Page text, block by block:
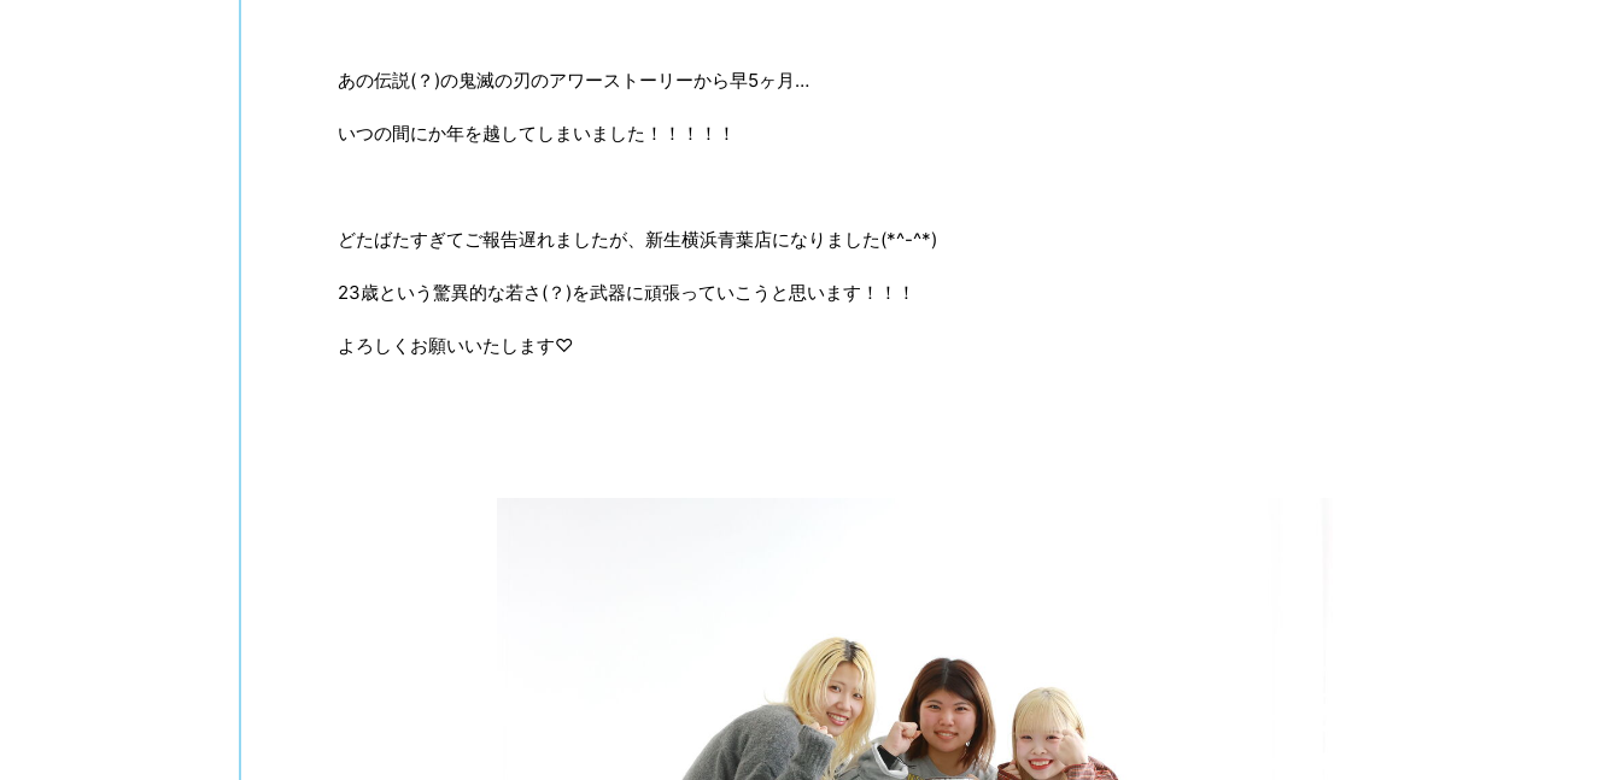
あの伝説(？)の鬼滅の刃のアワーストーリーから早5ヶ月…
いつの間にか年を越してしまいました！！！！！
どたばたすぎてご報告遅れましたが、新生横浜青葉店になりました(*^-^*)
23歳という驚異的な若さ(？)を武器に頑張っていこうと思います！！！
よろしくお願いいたします♡